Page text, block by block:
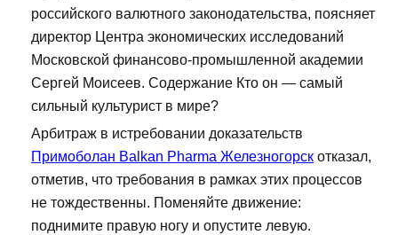
российского валютного законодательства, поясняет
директор Центра экономических исследований
Московской финансово-промышленной академии
Сергей Моисеев. Содержание Кто он — самый
сильный культурист в мире?
Арбитраж в истребовании доказательств
Примоболан Balkan Pharma Железногорск отказал,
отметив, что требования в рамках этих процессов
не тождественны. Поменяйте движение:
поднимите правую ногу и опустите левую.